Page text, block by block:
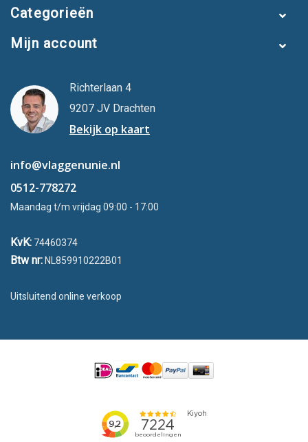
Categorieën
Mijn account
Richterlaan 4
9207 JV Drachten
Bekijk op kaart
info@vlaggenunie.nl
0512-778272
Maandag t/m vrijdag 09:00 - 17:00
KvK: 74460374
Btw nr: NL859910222B01
Uitsluitend online verkoop